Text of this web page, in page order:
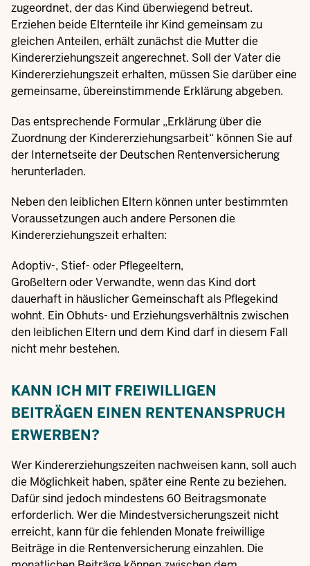
zugeordnet, der das Kind überwiegend betreut.
Erziehen beide Elternteile ihr Kind gemeinsam zu
gleichen Anteilen, erhält zunächst die Mutter die
Kindererziehungszeit angerechnet. Soll der Vater die
Kindererziehungszeit erhalten, müssen Sie darüber eine
gemeinsame, übereinstimmende Erklärung abgeben.
Das entsprechende Formular „Erklärung über die
Zuordnung der Kindererziehungsarbeit“ können Sie auf
der Internetseite der Deutschen Rentenversicherung
herunterladen.
Neben den leiblichen Eltern können unter bestimmten
Voraussetzungen auch andere Personen die
Kindererziehungszeit erhalten:
Adoptiv-, Stief- oder Pflegeeltern,
Großeltern oder Verwandte, wenn das Kind dort
dauerhaft in häuslicher Gemeinschaft als Pflegekind
wohnt. Ein Obhuts- und Erziehungsverhältnis zwischen
den leiblichen Eltern und dem Kind darf in diesem Fall
nicht mehr bestehen.
KANN ICH MIT FREIWILLIGEN
BEITRÄGEN EINEN RENTENANSPRUCH
ERWERBEN?
Wer Kindererziehungszeiten nachweisen kann, soll auch
die Möglichkeit haben, später eine Rente zu beziehen.
Dafür sind jedoch mindestens 60 Beitragsmonate
erforderlich. Wer die Mindestversicherungszeit nicht
erreicht, kann für die fehlenden Monate freiwillige
Beiträge in die Rentenversicherung einzahlen. Die